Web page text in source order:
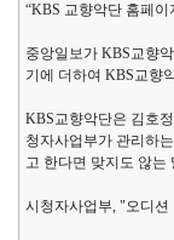
“KBS 교향악단 홈페
중앙일보가 KBS교향
기에 더하여 KBS교향
KBS교향악단은 김호
청자사업부가 관리하
고 한다면 맞지도 않는
시청자사업부, "오디션